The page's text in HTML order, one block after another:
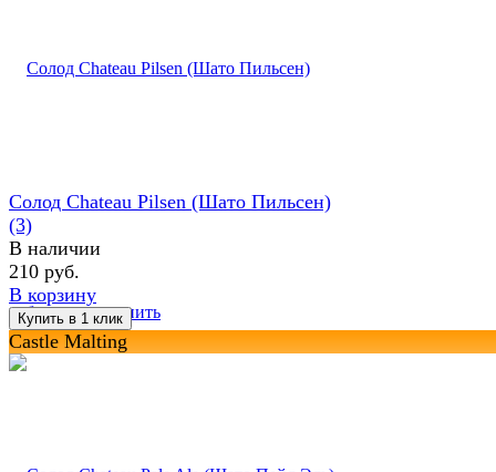
избранное сравнить
Солод Chateau Pilsen (Шато Пильсен)
(3)
В наличии
210 руб.
В корзину
Castle Malting